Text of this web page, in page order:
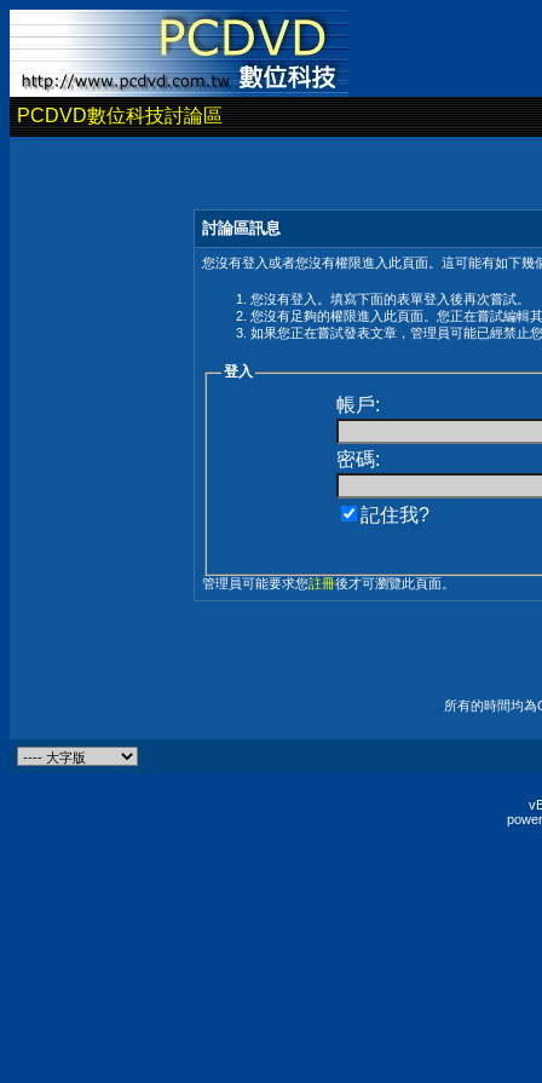
PCDVD數位科技討論區
討論區訊息
您沒有登入或者您沒有權限進入此頁面。這可能有如下幾
您沒有登入。填寫下面的表單登入後再次嘗試。
您沒有足夠的權限進入此頁面。您正在嘗試編輯
如果您正在嘗試發表文章，管理員可能已經禁止
登入
帳戶:
密碼:
記住我?
管理員可能要求您註冊後才可瀏覽此頁面。
所有的時間均為